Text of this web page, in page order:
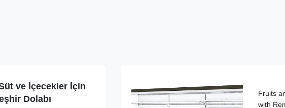
ve İçecekler İçin
Dolabı
Fruits
with